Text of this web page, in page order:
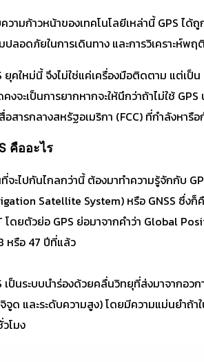
วามก้าวหน้าของเทคโนโลยีเหล่านี้ GPS ได้
ปลอดภัยในการเดินทาง และการวิเคราะห์พ
ยุคใหม่นี้ จึงไม่ใช่แค่เครื่องมือติดตาม แต่เป็
งจะเป็นการยากหากจะให้นึกว่าถ้าไม่ใช้
อสารกลางสหรัฐอเมริกา (FCC) ที่กำลังหารื
คืออะไร
จะไปกันไกลกว่านี้ ต้องมาทำความรู้จักกับ
Satellite System) หรือ GNSS ซึ่ง
โดยตัวย่อ GPS ย่อมาจากคำว่า Global
หรือ 47 ปีที่แล้ว
เป็นระบบนำร่องด้วยคลื่นวิทยุที่ส่งมาจากอ
จูด และระดับความสูง) โดยมีความแม่นยำถ้า
โมง